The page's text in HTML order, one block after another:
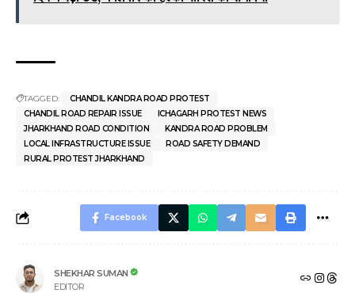
TAGGED:
CHANDIL KANDRA ROAD PROTEST
CHANDIL ROAD REPAIR ISSUE
ICHAGARH PROTEST NEWS
JHARKHAND ROAD CONDITION
KANDRA ROAD PROBLEM
LOCAL INFRASTRUCTURE ISSUE
ROAD SAFETY DEMAND
RURAL PROTEST JHARKHAND
Facebook
SHEKHAR SUMAN
EDITOR